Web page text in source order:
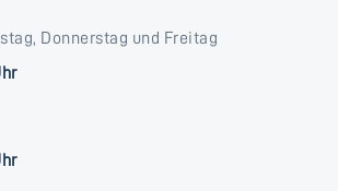
Donnerstag und Freitag